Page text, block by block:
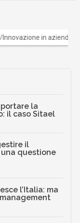
5.0/Innovazione in
la
il caso Sitael
il
questione
l’Italia: ma